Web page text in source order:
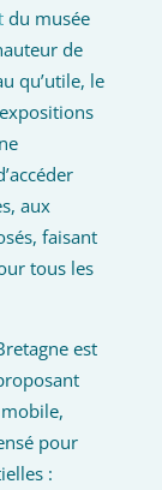
du musée
de
qu’utile, le
aux
faisant
tous les
est
pour
: